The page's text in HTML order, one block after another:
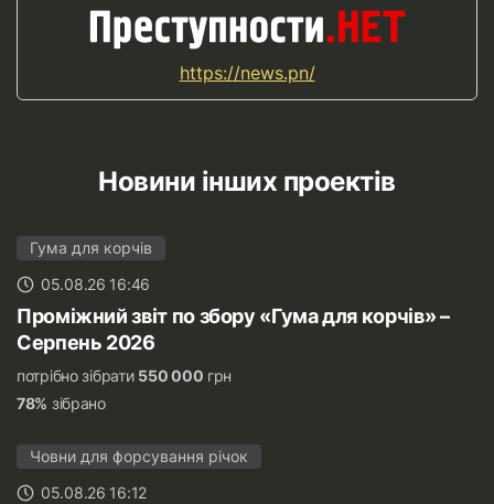
https://news.pn/
Новини інших проектів
Гума для корчів
05.08.26 16:46
Проміжний звіт по збору «Гума для корчів» –
Серпень 2026
потрібно зібрати 550 000 грн
78% зібрано
Човни для форсування річок
05.08.26 16:12